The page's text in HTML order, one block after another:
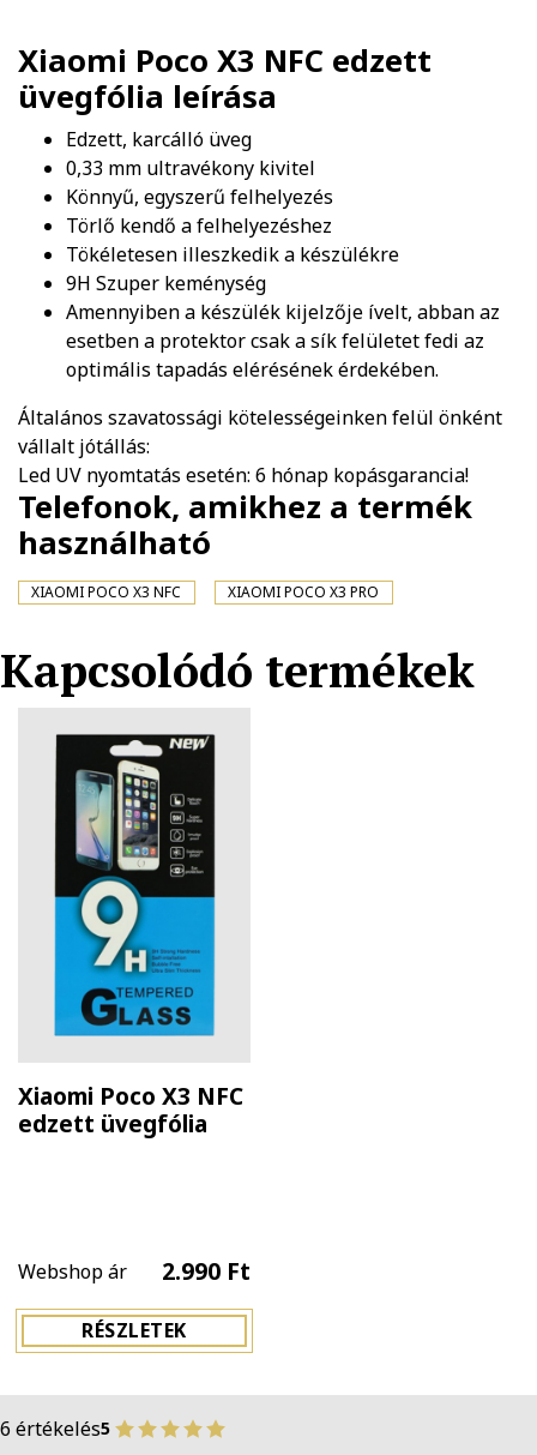
Xiaomi Poco X3 NFC edzett
üvegfólia leírása
Edzett, karcálló üveg
0,33 mm ultravékony kivitel
Könnyű, egyszerű felhelyezés
Törlő kendő a felhelyezéshez
Tökéletesen illeszkedik a készülékre
9H Szuper keménység
Amennyiben a készülék kijelzője ívelt, abban az
esetben a protektor csak a sík felületet fedi az
optimális tapadás elérésének érdekében.
Általános szavatossági kötelességeinken felül önként
vállalt jótállás:
Led UV nyomtatás esetén: 6 hónap kopásgarancia!
Telefonok, amikhez a termék
használható
XIAOMI POCO X3 NFC XIAOMI POCO X3 PRO
Kapcsolódó termékek
Xiaomi Poco X3 NFC
edzett üvegfólia
Webshop ár 2.990 Ft
RÉSZLETEK
6 értékelés5